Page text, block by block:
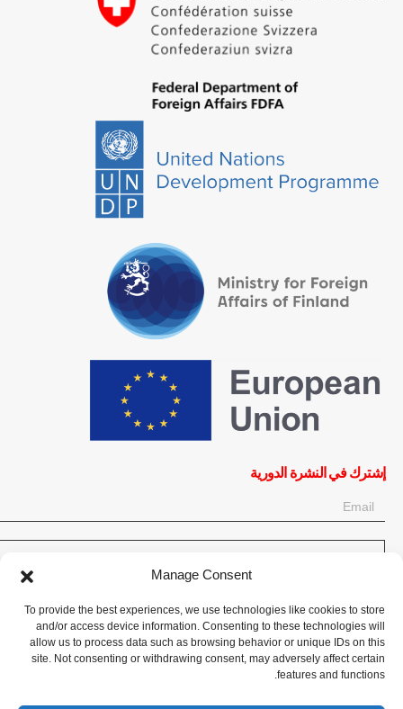
Manage Consent
To provide the best experiences, we use technologies like cookies to store
and/or access device information. Consenting to these technologies will
allow us to process data such as browsing behavior or unique IDs on this
site. Not consenting or withdrawing consent, may adversely affect certain
features and functions.
إشترك في النشرة الدورية
على النشرة الإخبارية:
تبرع الآن